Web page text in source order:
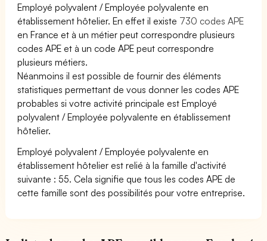
Employé polyvalent / Employée polyvalente en
établissement hôtelier. En effet il existe 730 codes APE
en France et à un métier peut correspondre plusieurs
codes APE et à un code APE peut correspondre
plusieurs métiers.
Néanmoins il est possible de fournir des éléments
statistiques permettant de vous donner les codes APE
probables si votre activité principale est Employé
polyvalent / Employée polyvalente en établissement
hôtelier.
Employé polyvalent / Employée polyvalente en
établissement hôtelier est relié à la famille d'activité
suivante : 55. Cela signifie que tous les codes APE de
cette famille sont des possibilités pour votre entreprise.